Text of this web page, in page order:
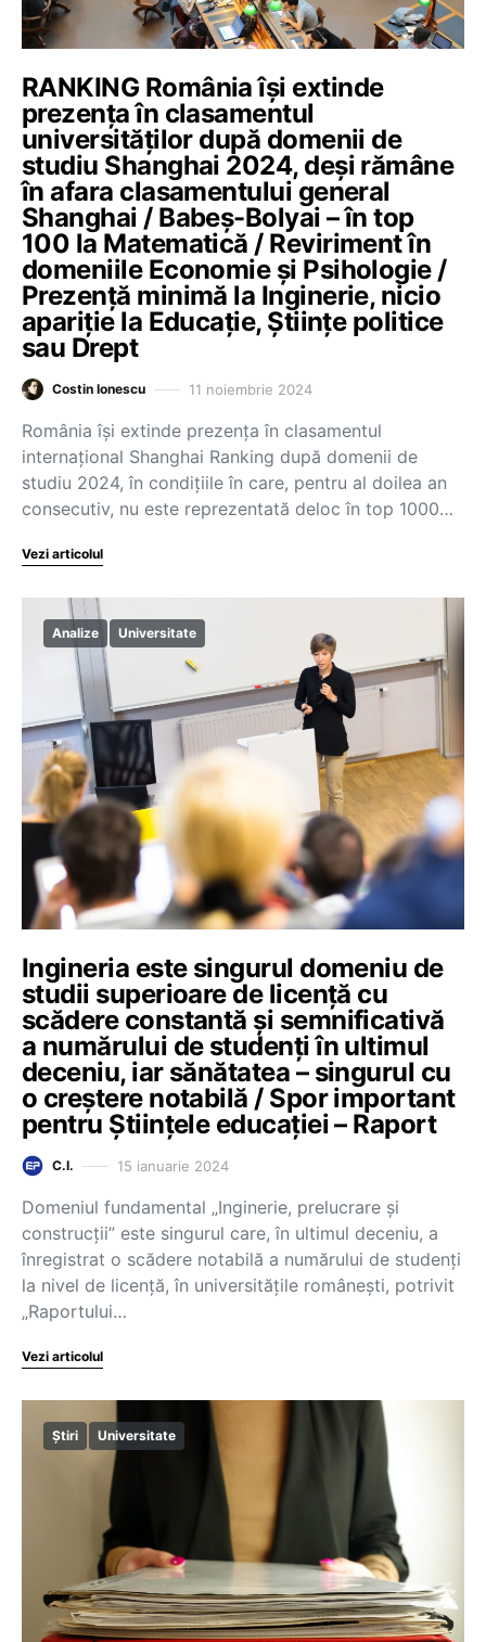
RANKING România își extinde
prezența în clasamentul
universităților după domenii de
studiu Shanghai 2024, deși rămâne
în afara clasamentului general
Shanghai / Babeș-Bolyai – în top
100 la Matematică / Reviriment în
domeniile Economie și Psihologie /
Prezență minimă la Inginerie, nicio
apariție la Educație, Științe politice
sau Drept
Costin Ionescu 11 noiembrie 2024
România își extinde prezența în clasamentul
internațional Shanghai Ranking după domenii de
studiu 2024, în condițiile în care, pentru al doilea an
consecutiv, nu este reprezentată deloc în top 1000…
Vezi articolul
Analize Universitate
Ingineria este singurul domeniu de
studii superioare de licență cu
scădere constantă și semnificativă
a numărului de studenți în ultimul
deceniu, iar sănătatea – singurul cu
o creștere notabilă / Spor important
pentru Științele educației – Raport
C.I. 15 ianuarie 2024
Domeniul fundamental „Inginerie, prelucrare și
construcții” este singurul care, în ultimul deceniu, a
înregistrat o scădere notabilă a numărului de studenți
la nivel de licență, în universitățile românești, potrivit
„Raportului…
Vezi articolul
Știri Universitate